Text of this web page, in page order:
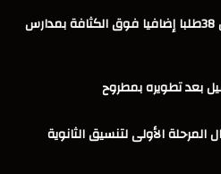
” محافظ الأقصر” يعتمد قبول 38طلبا إضافيا فوق الكثافة بمدارس
بعد تطويره بمطروح
الأولى لتنسيق الثانوية